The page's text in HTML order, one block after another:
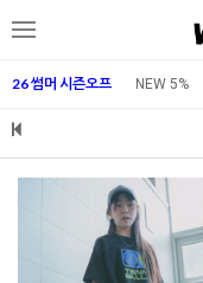
메
26 썸머 시즌오프 NEW 5%